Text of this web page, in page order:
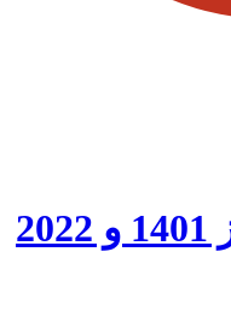
دانلود آهنگ های روز 1401 و 2022